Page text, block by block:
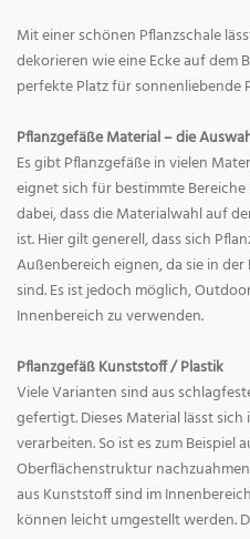
Mit einer schönen Pflanzschale
dekorieren wie eine Ecke auf dem
perfekte Platz für sonnenliebende
Pflanzgefäße Material – die
Es gibt Pflanzgefäße in vielen
eignet sich für bestimmte
dabei, dass die Materialwahl auf
ist. Hier gilt generell, dass sich
Außenbereich eignen, da sie in
sind. Es ist jedoch möglich,
Innenbereich zu verwenden.
Pflanzgefäß Kunststoff / Plastik
Viele Varianten sind aus
gefertigt. Dieses Material lässt
verarbeiten. So ist es zum Beispiel
Oberflächenstruktur
aus Kunststoff sind im
können leicht umgestellt werden.